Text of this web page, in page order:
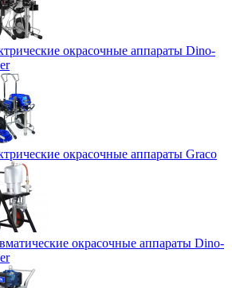
окрасочные аппараты Dino-
окрасочные аппараты Graco
окрасочные аппараты Dino-